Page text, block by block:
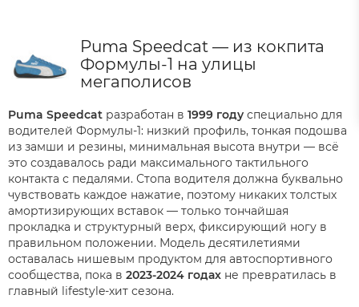
Puma Speedcat — из кокпита
Формулы-1 на улицы
мегаполисов
Puma Speedcat разработан в 1999 году специально для
водителей Формулы-1: низкий профиль, тонкая подошва
из замши и резины, минимальная высота внутри — всё
это создавалось ради максимального тактильного
контакта с педалями. Стопа водителя должна буквально
чувствовать каждое нажатие, поэтому никаких толстых
амортизирующих вставок — только тончайшая
прокладка и структурный верх, фиксирующий ногу в
правильном положении. Модель десятилетиями
оставалась нишевым продуктом для автоспортивного
сообщества, пока в 2023-2024 годах не превратилась в
главный lifestyle-хит сезона.